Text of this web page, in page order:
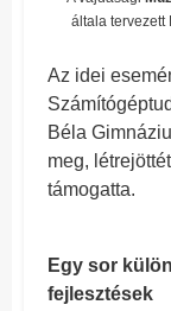
általa tervezett
Az idei
Béla
meg,
támogatta.
Egy sor
fejlesztések